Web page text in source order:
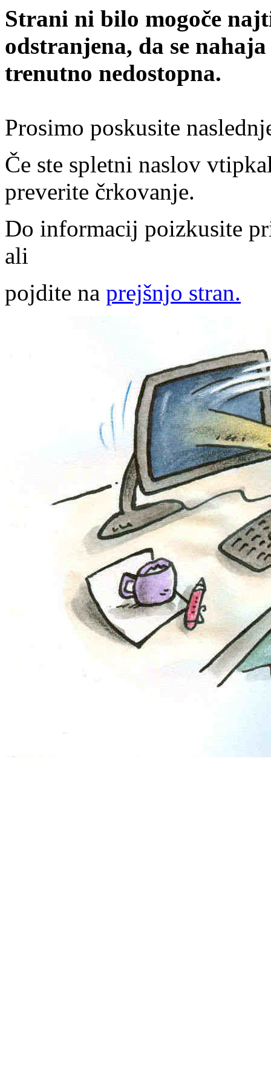
Strani ni bilo mogoče
odstranjena, da se
trenutno nedostopna.
Prosimo poskusite
Če ste spletni naslov
preverite črkovanje.
Do informacij poizkusite
ali
pojdite na prejšnjo stran.